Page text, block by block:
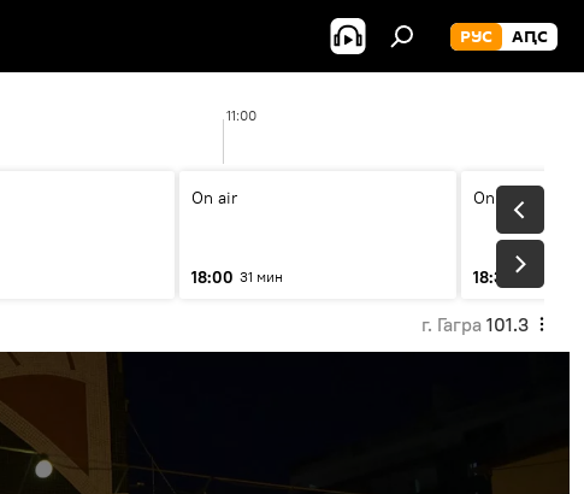
РУС АԤС
11:00
On air
18:00 31 мин
On air
18:30
г. Гагра 101.3